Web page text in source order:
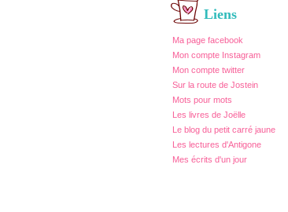
Liens
Ma page facebook
Mon compte Instagram
Mon compte twitter
Sur la route de Jostein
Mots pour mots
Les livres de Joëlle
Le blog du petit carré jaune
Les lectures d'Antigone
Mes écrits d'un jour